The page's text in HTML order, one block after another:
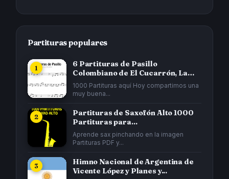
Partituras populares
6 Partituras de Pasillo
Colombiano de El Cucarrón, La
Gata...
1000 Partituras aquí Hoy compartimos una
muy buena...
Partituras de Saxofón Alto 1000
Partituras para...
Aprende sax pinchando en la imagen
Partituras PDF y...
Himno Nacional de Argentina de
Vicente López y Planes y...